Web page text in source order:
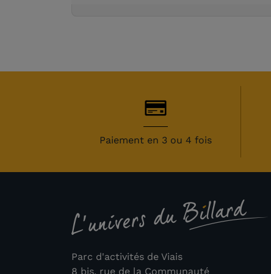
Paiement en 3 ou 4 fois
Parc d'activités de Viais
8 bis, rue de la Communauté